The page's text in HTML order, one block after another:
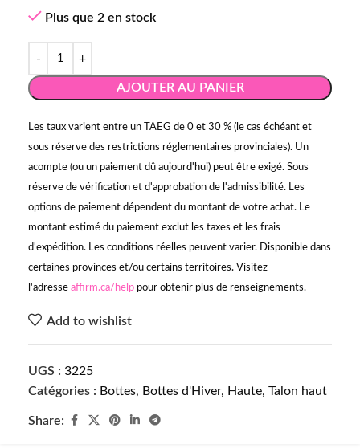
Plus que 2 en stock
AJOUTER AU PANIER
Les taux varient entre un TAEG de 0 et 30 % (le cas échéant et
sous réserve des restrictions réglementaires provinciales). Un
acompte (ou un paiement dû aujourd'hui) peut être exigé. Sous
réserve de vérification et d'approbation de l'admissibilité. Les
options de paiement dépendent du montant de votre achat. Le
montant estimé du paiement exclut les taxes et les frais
d'expédition. Les conditions réelles peuvent varier. Disponible dans
certaines provinces et/ou certains territoires. Visitez
l'adresse affirm.ca/help pour obtenir plus de renseignements.
Add to wishlist
UGS : 3225
Catégories : Bottes, Bottes d'Hiver, Haute, Talon haut
Share: